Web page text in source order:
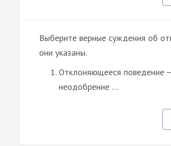
Выберите верные суждения об
они указаны.
Отклоняющееся поведение
неодобрение …